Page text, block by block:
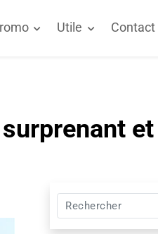
Utile Contact
Rechercher
Pêche